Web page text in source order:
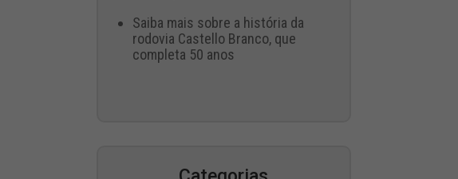
Saiba mais sobre a história da
rodovia Castello Branco, que
completa 50 anos